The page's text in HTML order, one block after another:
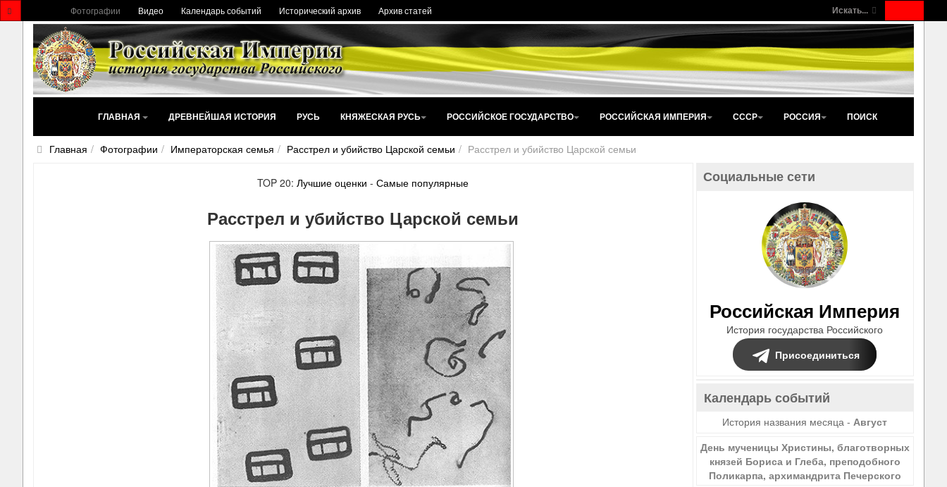
Искать...
Фотографии Видео Календарь событий Исторический архив Архив статей
ГЛАВНАЯ ДРЕВНЕЙШАЯ ИСТОРИЯ РУСЬ КНЯЖЕСКАЯ РУСЬ РОССИЙСКОЕ ГОСУДАРСТВО РОССИЙСКАЯ ИМПЕРИЯ СССР РОССИЯ ПОИСК
Главная Фотографии Императорская семья Расстрел и убийство Царской семьи Расстрел и убийство Царской семьи
TOP 20:Лучшие оценки -Самые популярные
Расстрел и убийство Царской семьи
Социальные сети
Российская Империя
История государства Российского
Присоединиться
Календарь событий
История названия месяца -Август
День мученицы Христины, благотворных
князей Бориса и Глеба, преподобного
Поликарпа, архимандрита Печерского